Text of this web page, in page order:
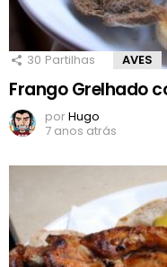
30 Partilhas AVES
Frango Grelhado
porHugo
7 anos atrás